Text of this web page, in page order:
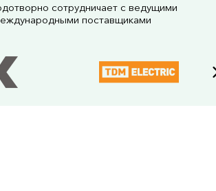
сотрудничает с ведущими
поставщиками